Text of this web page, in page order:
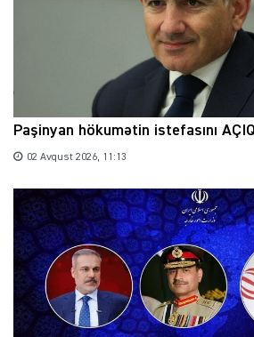
Paşinyan hökumətin istefasını
02 Avqust 2026, 11:13